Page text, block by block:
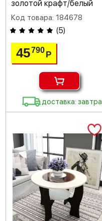
золотой крафт/белый
Код товара: 184678
(5)
45790Р
доставка: завтра